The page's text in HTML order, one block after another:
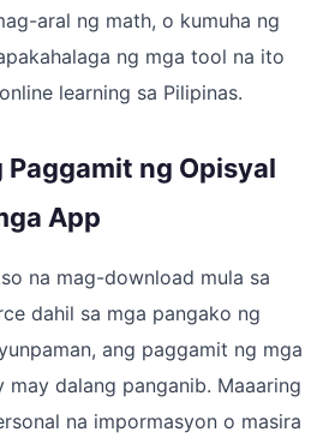
aral ng math, o kumuha ng
ng mga tool na ito
learning sa Pilipinas.
Paggamit ng Opisyal
App
na mag-download mula sa
dahil sa mga pangako ng
ang paggamit ng mga
may dalang panganib. Maaaring
na impormasyon o masira